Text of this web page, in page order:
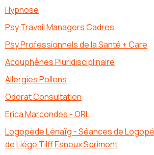
Hypnose
Psy Travail Managers Cadres
Psy Professionnels de la Santé + Care
Acouphènes Pluridisciplinaire
Allergies Pollens
Odorat Consultation
Erica Marcondes - ORL
Logopède Lénaïg - Séances de
de Liège Tilff Esneux Sprimont